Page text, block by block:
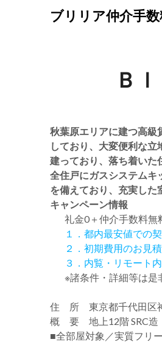
ブリリア仲介手
Ｂ
秋葉原エリアに建つ高級
しており、大変便利な
建っており、落ち着いた
全住戸にガスシステムキ
を備えており、充実した
キャンペーン情報
礼金0 ＋仲介手数料無
１．都内最安値での
２．初期費用のお見
３．内覧・リモート
※諸条件・詳細等は是
住 所 東京都千代田区
概 要 地上12階 SRC造
■全部屋対象／実質フリ